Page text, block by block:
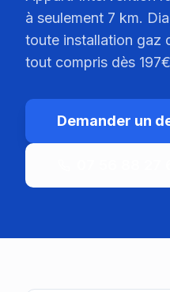
à seulement 7 km.
toute installation gaz
tout compris dès
Demander un